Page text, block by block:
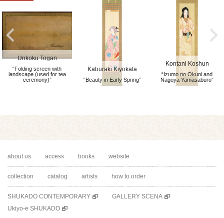
Unkoku Togan
“Folding screen with
landscape (used for tea
ceremony)”
Kaburaki Kiyokata
“Beauty in Early Spring”
Kontani Koshun
“Izumo no Okuni and
Nagoya Yamasaburo”
about us access books website
collection catalog artists how to order
SHUKADO CONTEMPORARY
GALLERY SCENA
Ukiyo-e SHUKADO